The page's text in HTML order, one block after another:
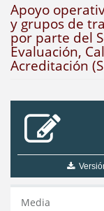
Apoyo
y grupos de
por parte del
Evaluación,
Acreditación
Media